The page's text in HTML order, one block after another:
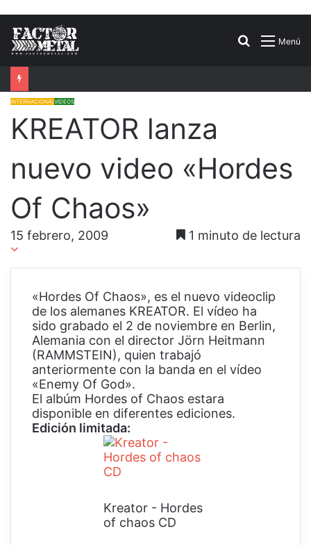
Menú
Buscar
INTERNACIONAL VIDEOS
KREATOR lanza
nuevo video «Hordes
Of Chaos»
15 febrero, 2009 1 minuto de lectura
«Hordes Of Chaos», es el nuevo videoclip
de los alemanes KREATOR. El vídeo ha
sido grabado el 2 de noviembre en Berlin,
Alemania con el director Jörn Heitmann
(RAMMSTEIN), quien trabajó
anteriormente con la banda en el vídeo
«Enemy Of God».
El albúm Hordes of Chaos estara
disponible en diferentes ediciones.
Edición limitada:
Kreator - Hordes
of chaos CD